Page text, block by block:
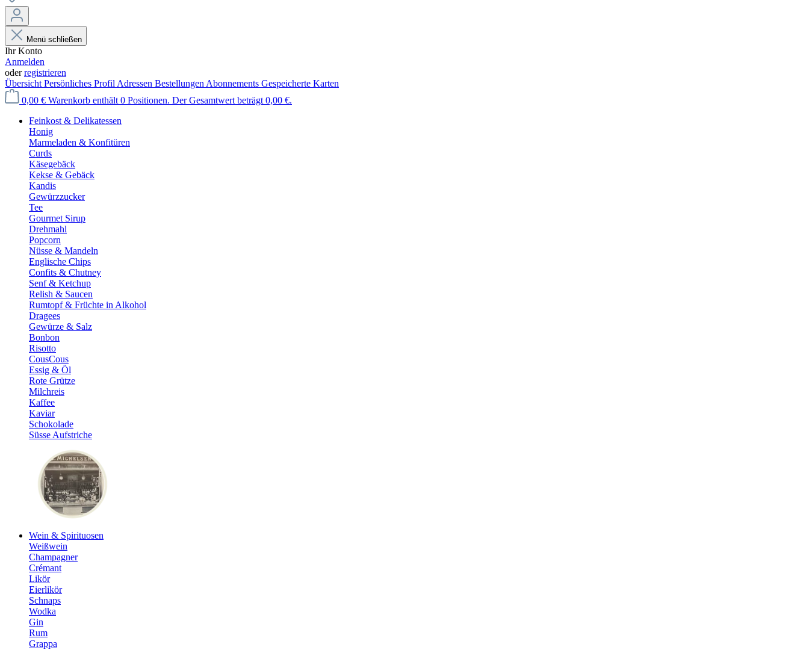
Menü schließen
Ihr Konto
Anmelden
oderregistrieren
Übersicht Persönliches Profil Adressen Bestellungen Abonnements Gespeicherte Karten
0,00 € Warenkorb enthält 0 Positionen. Der Gesamtwert beträgt 0,00 €.
Feinkost & Delikatessen
Honig
Marmeladen & Konfitüren
Curds
Käsegebäck
Kekse & Gebäck
Kandis
Gewürzzucker
Tee
Gourmet Sirup
Drehmahl
Popcorn
Nüsse & Mandeln
Englische Chips
Confits & Chutney
Senf & Ketchup
Relish & Saucen
Rumtopf & Früchte in Alkohol
Dragees
Gewürze & Salz
Bonbon
Risotto
CousCous
Essig & Öl
Rote Grütze
Milchreis
Kaffee
Kaviar
Schokolade
Süsse Aufstriche
Wein & Spirituosen
Weißwein
Champagner
Crémant
Likör
Eierlikör
Schnaps
Wodka
Gin
Rum
Grappa